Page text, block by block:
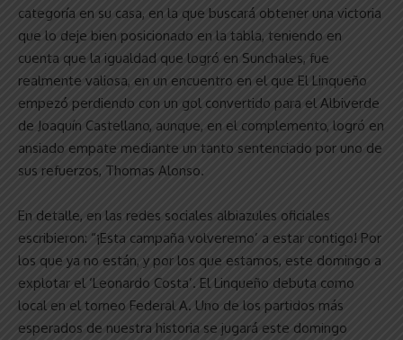
categoría en su casa, en la que buscará obtener una victoria
que lo deje bien posicionado en la tabla, teniendo en
cuenta que la igualdad que logró en Sunchales, fue
realmente valiosa, en un encuentro en el que El Linqueño
empezó perdiendo con un gol convertido para el Albiverde
de Joaquín Castellano, aunque, en el complemento, logró en
ansiado empate mediante un tanto sentenciado por uno de
sus refuerzos, Thomas Alonso.
En detalle, en las redes sociales albiazules oficiales
escribieron: “¡Esta campaña volveremo’ a estar contigo! Por
los que ya no están, y por los que estamos, este domingo a
explotar el ‘Leonardo Costa’. El Linqueño debuta como
local en el torneo Federal A. Uno de los partidos más
esperados de nuestra historia se jugará este domingo